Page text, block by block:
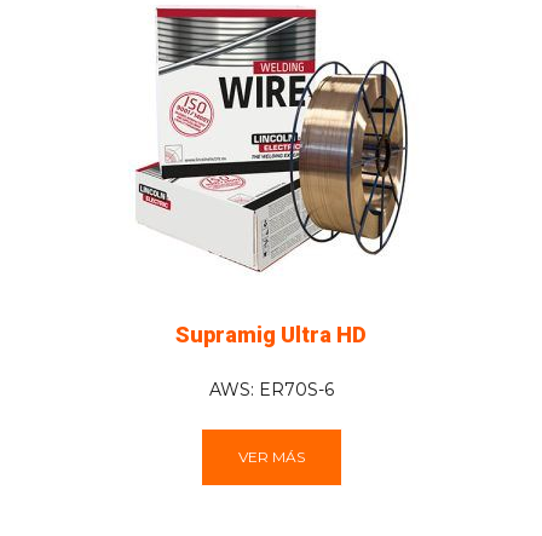
Supramig Ultra HD
AWS: ER70S-6
VER MÁS